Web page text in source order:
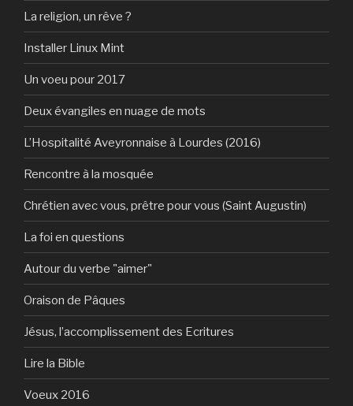
La religion, un rêve ?
Installer Linux Mint
Un voeu pour 2017
Deux évangiles en nuage de mots
L’Hospitalité Aveyronnaise à Lourdes (2016)
Rencontre à la mosquée
Chrétien avec vous, prêtre pour vous (Saint Augustin)
La foi en questions
Autour du verbe "aimer"
Oraison de Pâques
Jésus, l’accomplissement des Ecritures
Lire la Bible
Voeux 2016